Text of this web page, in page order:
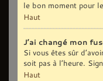
le bon moment pour
Haut
J’ai changé mon
Si vous êtes sûr
soit pas à l’heure.
Haut